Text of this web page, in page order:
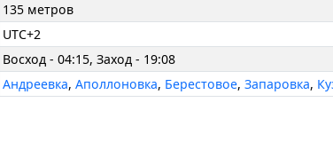
135 метров
UTC+2
Восход - 04:15, Заход - 19:08
Андреевка,Аполлоновка, Берестовое,Запаровка,